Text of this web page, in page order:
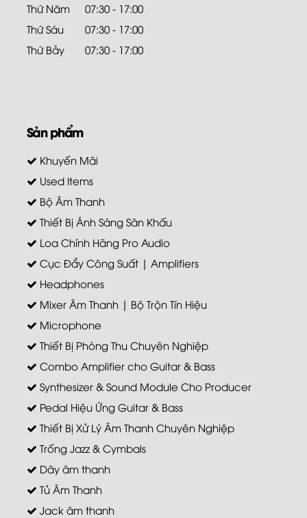
Thứ Năm
07:30 - 17:00
Thứ Sáu
07:30 - 17:00
Thứ Bảy
07:30 - 17:00
Sản phẩm
Khuyến Mãi
Used Items
Bộ Âm Thanh
Thiết Bị Ánh Sáng Sân Khấu
Loa Chính Hãng Pro Audio
Cục Đẩy Công Suất | Amplifiers
Headphones
Mixer Âm Thanh | Bộ Trộn Tín Hiệu
Microphone
Thiết Bị Phòng Thu Chuyên Nghiệp
Combo Amplifier cho Guitar & Bass
Synthesizer & Sound Module Cho Producer
Pedal Hiệu Ứng Guitar & Bass
Thiết Bị Xử Lý Âm Thanh Chuyên Nghiệp
Trống Jazz & Cymbals
Dây âm thanh
Tủ Âm Thanh
Jack âm thanh